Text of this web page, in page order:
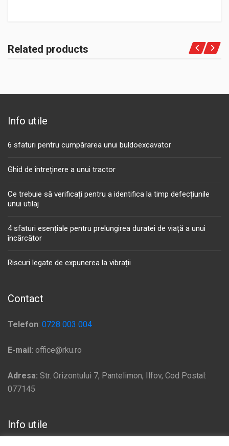
Related products
Info utile
6 sfaturi pentru cumpărarea unui buldoexcavator
Ghid de întreținere a unui tractor
Ce trebuie să verificați pentru a identifica la timp defecțiunile
unui utilaj
4 sfaturi esențiale pentru prelungirea duratei de viață a unui
încărcător
Riscuri legate de expunerea la vibrații
Contact
Telefon: 0728 003 004
E-mail: office@rku.ro
Adresa: Str. Orizontului 7, Pantelimon, Ilfov, Cod Postal:
077145
Info utile